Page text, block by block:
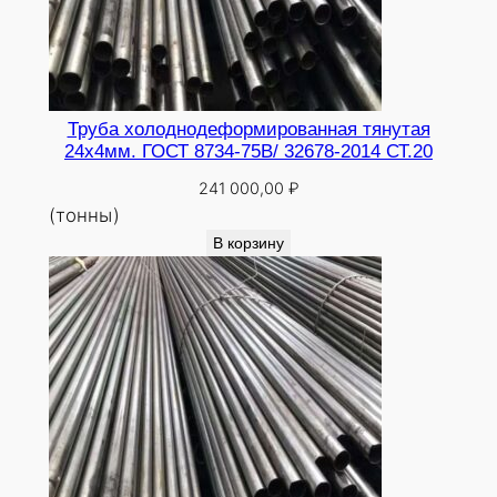
Труба холоднодеформированная тянутая
24х4мм. ГОСТ 8734-75В/ 32678-2014 СТ.20
241 000,00 ₽
(тонны)
В корзину